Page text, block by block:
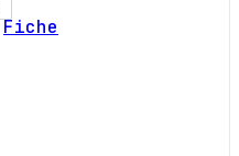
Fiche